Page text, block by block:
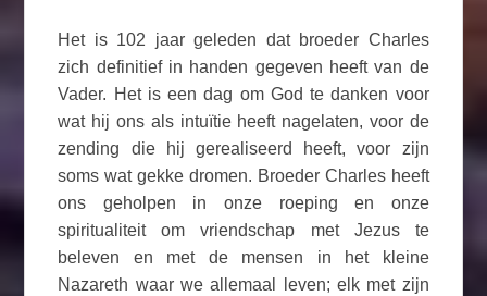
Het is 102 jaar geleden dat broeder Charles
zich definitief in handen gegeven heeft van de
Vader. Het is een dag om God te danken voor
wat hij ons als intuïtie heeft nagelaten, voor de
zending die hij gerealiseerd heeft, voor zijn
soms wat gekke dromen. Broeder Charles heeft
ons geholpen in onze roeping en onze
spiritualiteit om vriendschap met Jezus te
beleven en met de mensen in het kleine
Nazareth waar we allemaal leven; elk met zijn